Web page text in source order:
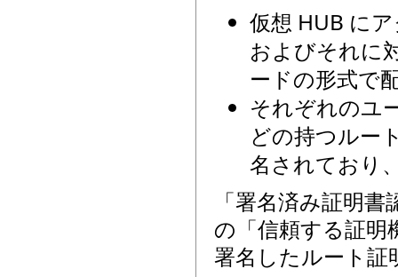
仮想 HUB に
およびそれに
ードの形式で
それぞれのユ
どの持つルー
名されており
「署名済み証明
の「信頼する証明
署名したルート証